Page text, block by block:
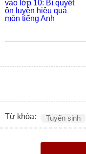
Từ khóa: Tuyển sinh